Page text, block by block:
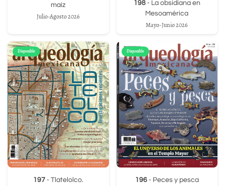
maíz
Julio-Agosto 2026
198- La obsidiana en
Mesoamérica
Mayo-Junio 2026
Disponible
197- Tlatelolco.
Disponible
196- Peces y pesca